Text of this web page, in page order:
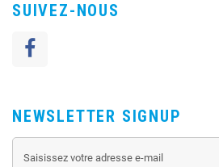
SUIVEZ-NOUS
NEWSLETTER SIGNUP